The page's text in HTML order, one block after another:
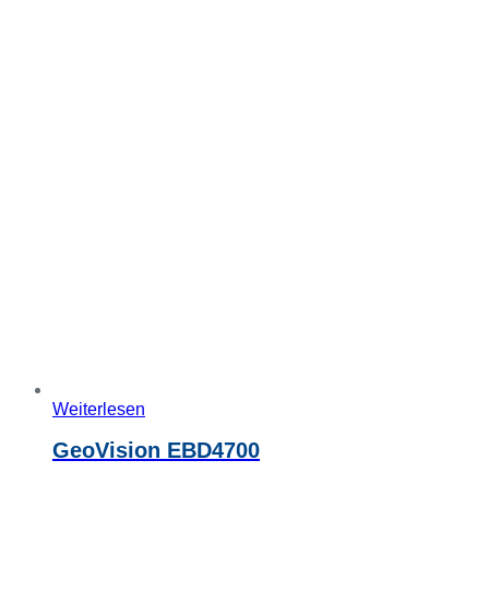
Weiterlesen
GeoVision EBD4700